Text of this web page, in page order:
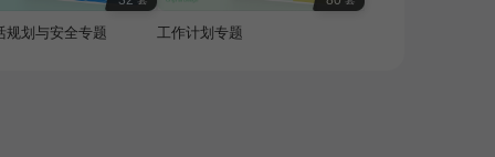
规划与安全专题 工作计划专题